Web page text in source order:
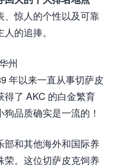
、惊人的个性以及可靠
的追捧。
州
年以来一直从事切萨皮
得了 AKC 的白金繁育
品质确实是一流的！
部和其他海外和国际养
荣。这位切萨皮克饲养